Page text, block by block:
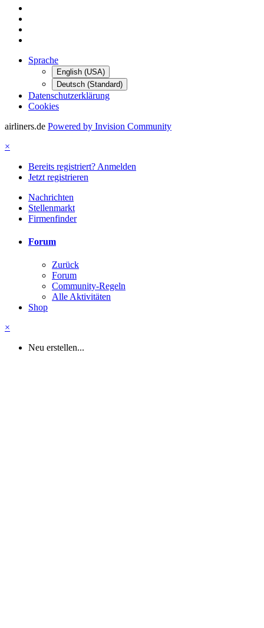
Sprache
English (USA)
Deutsch (Standard)
Datenschutzerklärung
Cookies
airliners.de Powered by Invision Community
×
Bereits registriert? Anmelden
Jetzt registrieren
Nachrichten
Stellenmarkt
Firmenfinder
Forum
Zurück
Forum
Community-Regeln
Alle Aktivitäten
Shop
×
Neu erstellen...